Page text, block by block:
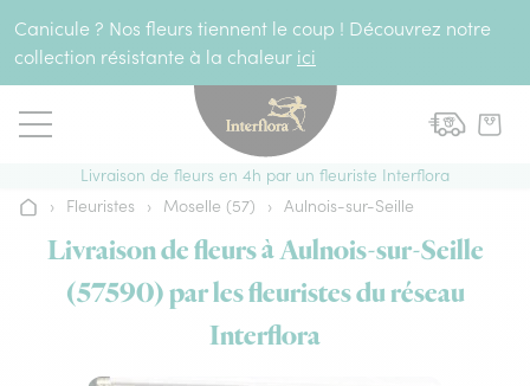
Canicule ? Nos fleurs tiennent le coup ! Découvrez notre
collection résistante à la chaleur ici
Livraison de fleurs en 4h par un fleuriste Interflora
Accueil
› Fleuristes › Moselle (57) › Aulnois-sur-Seille
Livraison de fleurs à Aulnois-sur-Seille
(57590) par les fleuristes du réseau
Interflora